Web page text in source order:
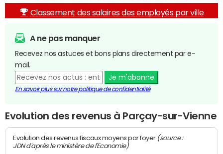
Classement des salaires des employés par ville
A ne pas manquer
Recevez nos astuces et bons plans directement par e-
mail.
Je m'abonne
En savoir plus sur notre politique de confidentialité
Evolution des revenus à Parçay-sur-Vienne
Evolution des revenus fiscaux moyens par foyer (source :
JDN d'après le ministère de l'Economie)